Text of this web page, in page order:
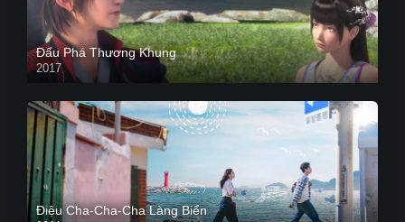
Đấu Phá Thương Khung
2017
Điệu Cha-Cha-Cha Làng Biển